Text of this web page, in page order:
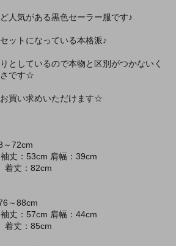
人気がある黒色セーラー服です♪
ットになっている本格派♪
としているので本物と区別がつかないく
さです☆
買い求めいただけます☆
～72cm
：53cm 肩幅：39cm
丈：82cm
～88cm
：57cm 肩幅：44cm
丈：85cm